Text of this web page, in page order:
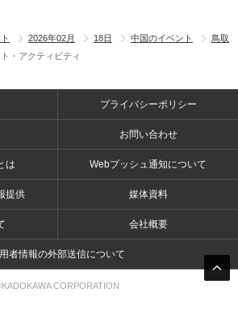
2026年02月 18日 中国のイベント
鳥取
・アクティビティ
プライバシーポリシー
お問い合わせ
は Webプッシュ通知について
提供 媒体資料
会社概要
者情報の外部送信について
CORPORATION